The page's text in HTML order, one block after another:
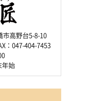
高野台5-8-10
：047-404-7453
年始